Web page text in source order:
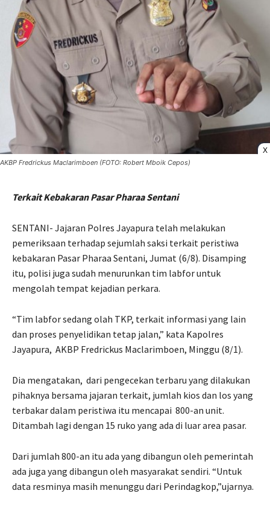
X
AKBP Fredrickus Maclarimboen (FOTO: Robert Mboik Cepos)
Terkait Kebakaran Pasar Pharaa Sentani
SENTANI- Jajaran Polres Jayapura telah melakukan
pemeriksaan terhadap sejumlah saksi terkait peristiwa
kebakaran Pasar Pharaa Sentani, Jumat (6/8). Disamping
itu, polisi juga sudah menurunkan tim labfor untuk
mengolah tempat kejadian perkara.
“Tim labfor sedang olah TKP, terkait informasi yang lain
dan proses penyelidikan tetap jalan,” kata Kapolres
Jayapura, AKBP Fredrickus Maclarimboen, Minggu (8/1).
Dia mengatakan, dari pengecekan terbaru yang dilakukan
pihaknya bersama jajaran terkait, jumlah kios dan los yang
terbakar dalam peristiwa itu mencapai 800-an unit.
Ditambah lagi dengan 15 ruko yang ada di luar area pasar.
Dari jumlah 800-an itu ada yang dibangun oleh pemerintah
ada juga yang dibangun oleh masyarakat sendiri. “Untuk
data resminya masih menunggu dari Perindagkop,”ujarnya.